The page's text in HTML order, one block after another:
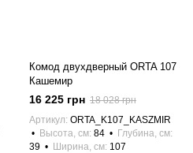
Комод двухдверный ORTA 107
Кашемир
16 225 грн 18 028 грн
Артикул ORTA_K107_KASZMIR
Высота, см 84
Глубина, см
39
Ширина, см 107